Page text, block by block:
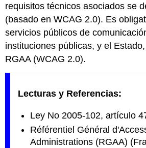
requisitos técnicos asociados se
(basado en WCAG 2.0). Es
servicios públicos de
instituciones públicas, y el
RGAA (WCAG 2.0).
Lecturas y Referencias:
Ley No 2005-102, artículo
Référentiel Général
Administrations (RGAA)